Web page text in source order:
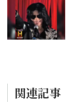
関連記事